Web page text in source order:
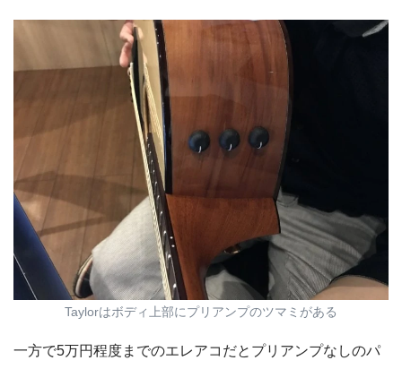
Taylorはボディ上部にプリアンプのツマミがある
一方で5万円程度までのエレアコだとプリアンプなしのパ